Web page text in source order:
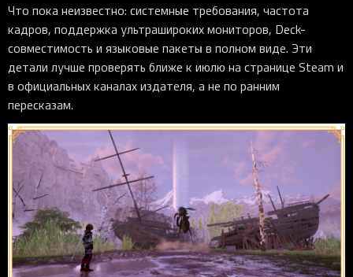
Что пока неизвестно: системные требования, частота
кадров, поддержка ультрашироких мониторов, Deck-
совместимость и языковые пакеты в полном виде. Эти
детали лучше проверять ближе к июлю на странице Steam и
в официальных каналах издателя, а не по ранним
пересказам.